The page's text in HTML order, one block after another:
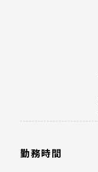
勤務時間